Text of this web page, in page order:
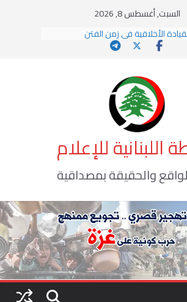
السبت, أغسطس 8, 2026
يَفيضُ العَرَقُ
القيادة الأخلاقية في زمن الفتن
الاستلاب الثقافي وتحديات الهوية الإسلامية
وهن المؤسسات!
اللبنانية للإعلام
والحقيقة بمصداقية